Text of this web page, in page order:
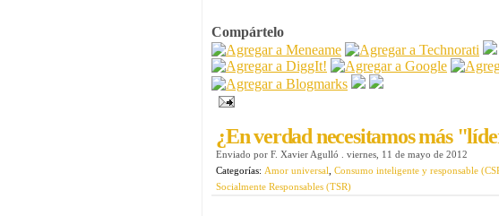
Compártelo
¿En verdad necesitamos más
Enviado por F. Xavier Agulló viernes, 11 de mayo de 2012
Categorías: Amor universal Consumo inteligente y responsable
Socialmente Responsables (TSR)